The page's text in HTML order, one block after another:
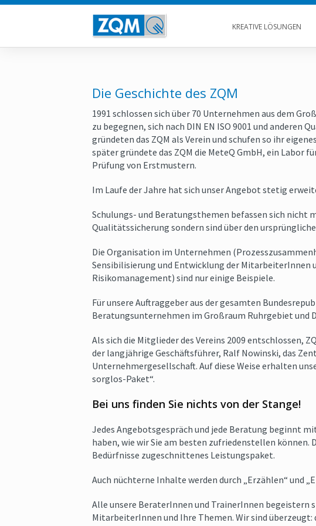
KREATIVE LÖSUNGEN
Die Geschichte des ZQM
1991 schlossen sich über 70 Unternehmen aus dem
zu begegnen, sich nach DIN EN ISO 9001 und anderen
gründeten das ZQM als Verein und schufen so ihr
später gründete das ZQM die MeteQ GmbH, ein Labor
Prüfung von Erstmustern.
Im Laufe der Jahre hat sich unser Angebot stetig
Schulungs- und Beratungsthemen befassen sich
Qualitätssicherung sondern sind über den
Die Organisation im Unternehmen
Sensibilisierung und Entwicklung der MitarbeiterInnen
Risikomanagement) sind nur einige Beispiele.
Für unsere Auftraggeber aus der gesamten
Beratungsunternehmen im Großraum Ruhrgebiet und
Als sich die Mitglieder des Vereins 2009 entschlossen,
der langjährige Geschäftsführer, Ralf Nowinski, das
Unternehmergesellschaft. Auf diese Weise erhalten
sorglos-Paket“.
Bei uns finden Sie nichts von der Stange!
Jedes Angebotsgespräch und jede Beratung beginnt
haben, wie wir Sie am besten zufriedenstellen können.
Bedürfnisse zugeschnittenes Leistungspaket.
Auch nüchterne Inhalte werden durch „Erzählen“ und
Alle unsere BeraterInnen und TrainerInnen begeistern
MitarbeiterInnen und Ihre Themen. Wir sind